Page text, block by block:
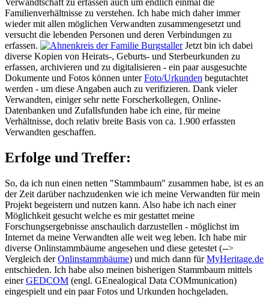
Familienverhältnisse zu verstehen. Ich habe mich daher immer
wieder mit allen möglichen Verwandten zusammengesetzt und
versucht die lebenden Personen und deren Verbindungen zu
erfassen.
Jetzt bin ich dabei
diverse Kopien von Heirats-, Geburts- und Sterbeurkunden zu
erfassen, archivieren und zu digitalisieren - ein paar ausgesuchte
Dokumente und Fotos können unterFoto/Urkunden begutachtet
werden - um diese Angaben auch zu verifizieren. Dank vieler
Verwandten, einiger sehr nette Forscherkollegen, Online-
Datenbanken und Zufallsfunden habe ich eine, für meine
Verhältnisse, doch relativ breite Basis von ca. 1.900 erfassten
Verwandten geschaffen.
Erfolge und Treffer:
So, da ich nun einen netten "Stammbaum" zusammen habe, ist es an
der Zeit darüber nachzudenken wie ich meine Verwandten für mein
Projekt begeistern und nutzen kann. Also habe ich nach einer
Möglichkeit gesucht welche es mir gestattet meine
Forschungsergebnisse anschaulich darzustellen - möglichst im
Internet da meine Verwandten alle weit weg leben. Ich habe mir
diverse Onlinstammbäume angesehen und diese getestet (-->
Vergleich derOnlinstammbäume) und mich dann fürMyHeritage.de
entschieden. Ich habe also meinen bisherigen Stammbaum mittels
einerGEDCOM (engl. GEnealogical Data COMmunication)
eingespielt und ein paar Fotos und Urkunden hochgeladen.